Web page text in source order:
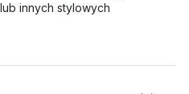
innych stylowych